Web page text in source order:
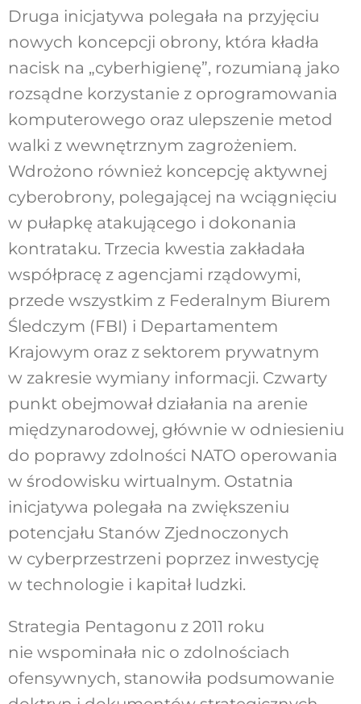
Druga inicjatywa polegała na przyjęciu
nowych koncepcji obrony, która kładła
nacisk na „cyberhigienę”, rozumianą jako
rozsądne korzystanie z oprogramowania
komputerowego oraz ulepszenie metod
walki z wewnętrznym zagrożeniem.
Wdrożono również koncepcję aktywnej
cyberobrony, polegającej na wciągnięciu
w pułapkę atakującego i dokonania
kontrataku. Trzecia kwestia zakładała
współpracę z agencjami rządowymi,
przede wszystkim z Federalnym Biurem
Śledczym (FBI) i Departamentem
Krajowym oraz z sektorem prywatnym
w zakresie wymiany informacji. Czwarty
punkt obejmował działania na arenie
międzynarodowej, głównie w odniesieniu
do poprawy zdolności NATO operowania
w środowisku wirtualnym. Ostatnia
inicjatywa polegała na zwiększeniu
potencjału Stanów Zjednoczonych
w cyberprzestrzeni poprzez inwestycję
w technologie i kapitał ludzki.
Strategia Pentagonu z 2011 roku
nie wspominała nic o zdolnościach
ofensywnych, stanowiła podsumowanie